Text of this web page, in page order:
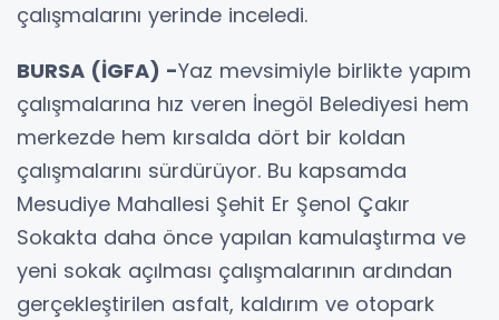
çalışmalarını yerinde inceledi.
BURSA (İGFA) -Yaz mevsimiyle birlikte yapım
çalışmalarına hız veren İnegöl Belediyesi hem
merkezde hem kırsalda dört bir koldan
çalışmalarını sürdürüyor. Bu kapsamda
Mesudiye Mahallesi Şehit Er Şenol Çakır
Sokakta daha önce yapılan kamulaştırma ve
yeni sokak açılması çalışmalarının ardından
gerçekleştirilen asfalt, kaldırım ve otopark